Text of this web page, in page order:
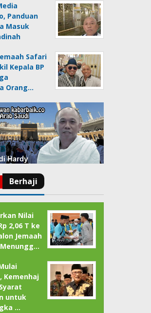
Panduan
Masuk
Safari
Kepala BP
Orang…
Nilai
2,06 T ke
Jemaah
Kemenhaj
untuk
…